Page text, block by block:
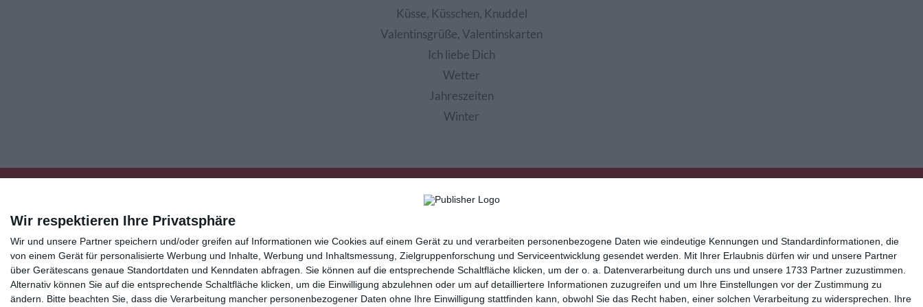
Wir respektieren Ihre Privatsphäre
Wir und unsere Partner speichern und/oder greifen auf Informationen wie Cookies auf einem Gerät zu und verarbeiten personenbezogene Daten wie eindeutige Kennungen und Standardinformationen, die
von einem Gerät für personalisierte Werbung und Inhalte, Werbung und Inhaltsmessung, Zielgruppenforschung und Serviceentwicklung gesendet werden.
Mit Ihrer Erlaubnis dürfen wir und unsere Partner
über Gerätescans genaue Standortdaten und Kenndaten abfragen. Sie können auf die entsprechende Schaltfläche klicken, um der o. a. Datenverarbeitung durch uns und unsere 1733 Partner zuzustimmen.
Alternativ können Sie auf die entsprechende Schaltfläche klicken, um die Einwilligung abzulehnen oder um auf detailliertere Informationen zuzugreifen und um Ihre Einstellungen vor der Zustimmung zu
ändern.
Bitte beachten Sie, dass die Verarbeitung mancher personenbezogener Daten ohne Ihre Einwilligung stattfinden kann, obwohl Sie das Recht haben, einer solchen Verarbeitung zu widersprechen. Ihre
Küsse, Küsschen, Knuddel
Valentinsgrüße, Valentinskarten
Ich liebe Dich
Wetter
Jahreszeiten
Winter
Kisseo©
Entdecken Sie auch: Ereignis-Kalender Kisseo Newsletter Hilfe / FAQ Nutzungsbedingungen Impressum
Kisseo auf Facebook